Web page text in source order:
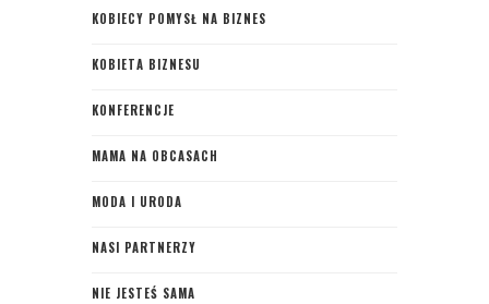
KOBIECY POMYSŁ NA BIZNES
KOBIETA BIZNESU
KONFERENCJE
MAMA NA OBCASACH
MODA I URODA
NASI PARTNERZY
NIE JESTEŚ SAMA